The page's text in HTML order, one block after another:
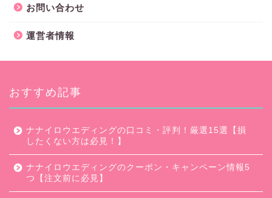
お問い合わせ
運営者情報
おすすめ記事
ナナイロウエディングの口コミ・評判！厳選15選【損
したくない方は必見！】
ナナイロウエディングのクーポン・キャンペーン情報5
つ【注文前に必見】